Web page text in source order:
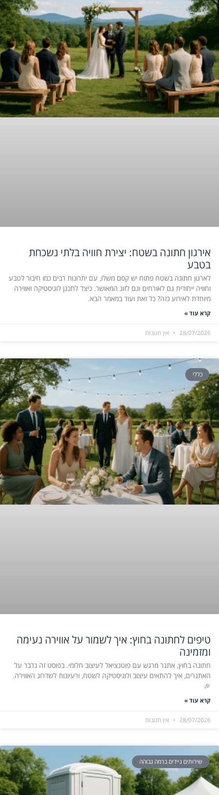
אירגון חתונה בשטח: יצירת חוויה בלתי נשכחת
בטבע
לארגון חתונה בשטח פתוח יש קסם משלו, עם יתרונות רבים כמו חיבור לטבע
וחוויה ייחודית גם לאורחים וגם לזוג המאושר. כיצד לתכנן לוגיסטיקה ואווירה
מיוחדת לאירוע כזה? כל זאת ועוד במאמר הבא.
קרא עוד »
28/07/2026 אין תגובות
כללי
טיפים לחתונה בחוץ: איך לשמור על אווירה נעימה
ומזמינה
חתונה בחוץ, אתגר מרגש עם פוטנציאל לעיצוב חלומי. בפוסט זה נדבר על
האתגרים, איך להתאים עיצוב ולוגיסטיקה לשטח, ורעיונות לשדרוג האווירה.
🎉
קרא עוד »
28/07/2026 אין תגובות
שירותים ניידים ברמה גבוהה